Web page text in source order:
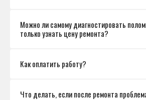
Можно ли самому диагностировать
только узнать цену ремонта?
Как оплатить работу?
Что делать, если после ремонта